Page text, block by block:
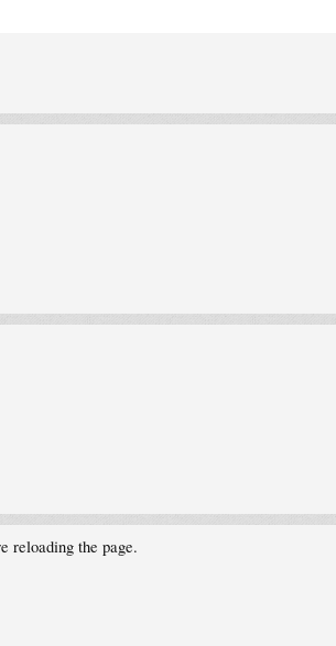
reloading the page.